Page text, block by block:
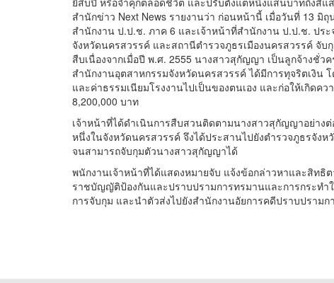
สำนักข่าว Next News รายงานว่า ก่อนหน้านี้ เมื่อวันที่ 13 มิ
สำนักงาน ป.ป.ช. ภาค 6 และเจ้าหน้าที่สำนักงาน ป.ป.ช. ปร
จังหวัดนครสวรรค์ และสถานีตำรวจภูธรเมืองนครสวรรค์
สืบเนื่องจากเมื่อปี พ.ศ. 2555 นางสาวสุกัญญา เป็นลูกจ้างชั่ว
สำนักงานอุตสาหกรรมจังหวัดนครสวรรค์ ได้มีการทุจริตเงิน
และค่าธรรมเนียมโรงงานไปเป็นของตนเอง และก่อให้เกิดค
8,200,000 บาท
เจ้าหน้าที่ได้ดำเนินการสืบสวนติดตามนางสาวสุกัญญาอย่าง
หนึ่งในจังหวัดนครสวรรค์ จึงได้ประสานไปยังตำรวจภูธรจัง
จนสามารถจับกุมตัวนางสาวสุกัญญาได้
พนักงานเจ้าหน้าที่ได้แสดงหมายจับ แจ้งข้อกล่าวหาและสิทธิ
ราชบัญญัติป้องกันและปราบปรามการทรมานและการกระท
การจับกุม และนำตัวส่งไปยังสำนักงานอัยการคดีปราบปราม